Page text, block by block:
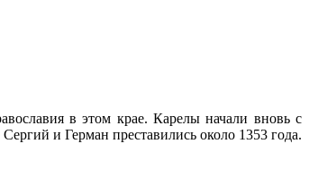
в этом крае. Карелы начали вновь с
и Герман преставились около 1353 года.